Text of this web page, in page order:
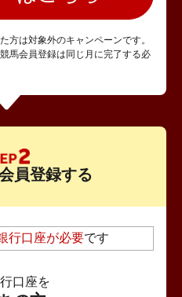
方は対象外のキャンペーンです。
馬会員登録は同じ月に完了する必
員登録する
行口座が必要です
口座を